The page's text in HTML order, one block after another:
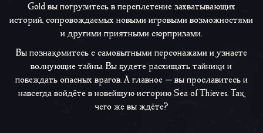
Goldвы погрузитесь в переплетение захватывающих
историй, сопровождаемых новыми игровыми возможностями
и другими приятными сюрпризами.
Вы познакомитесь с самобытными персонажами и узнаете
волнующие тайны. Вы будете расхищать тайники и
побеждать опасных врагов. А главное — вы прославитесь и
навсегда войдёте в новейшую историюSea of Thieves. Так
чего же вы ждёте?